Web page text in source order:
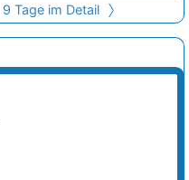
9 Tage im Detail